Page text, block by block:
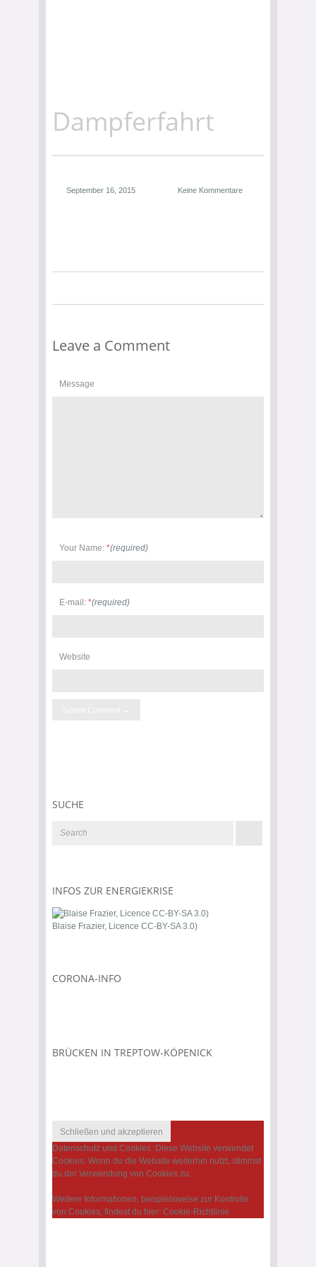
Dampferfahrt
September 16, 2015 Keine Kommentare
Leave a Comment
Message
Your Name: *(required)
E-mail: *(required)
Website
SUCHE
INFOS ZUR ENERGIEKRISE
Blaise Frazier, Licence CC-BY-SA 3.0)
CORONA-INFO
BRÜCKEN IN TREPTOW-KÖPENICK
Datenschutz und Cookies: Diese Website verwendet
Cookies. Wenn du die Website weiterhin nutzt, stimmst
du der Verwendung von Cookies zu.
Weitere Informationen, beispielsweise zur Kontrolle
von Cookies, findest du hier: Cookie-Richtlinie